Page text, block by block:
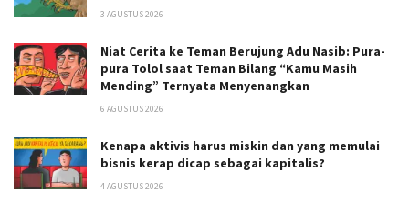
3 AGUSTUS 2026
Niat Cerita ke Teman Berujung Adu Nasib: Pura-
pura Tolol saat Teman Bilang “Kamu Masih
Mending” Ternyata Menyenangkan
6 AGUSTUS 2026
Kenapa aktivis harus miskin dan yang memulai
bisnis kerap dicap sebagai kapitalis?
4 AGUSTUS 2026